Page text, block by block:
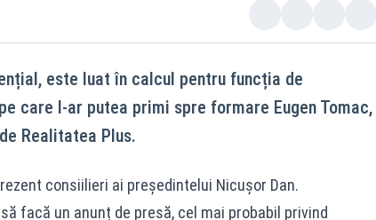
este luat în calcul pentru funcția de
care l-ar putea primi spre formare Eugen Tomac,
Realitatea Plus.
consiilieri ai președintelui Nicușor Dan.
facă un anunț de presă, cel mai probabil privind